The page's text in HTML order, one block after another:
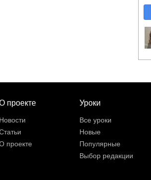
проекте
Новости
проекте
Уроки
Все уроки
Новые
Популярные
Выбор редакции